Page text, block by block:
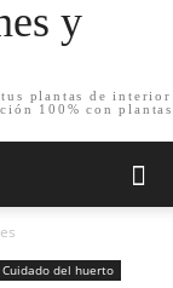
y
plantas de interior
100% con plantas
Cuidado del huerto